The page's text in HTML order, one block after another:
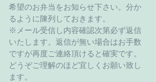
希望のお弁当をお知らせ下さい。分か
るように陳列しておきます。
※メール受信し内容確認次第必ず返信
いたします。返信が無い場合はお手数
ですが再度ご連絡頂けると確実です。
どうぞご理解のほど宜しくお願い致し
ます。